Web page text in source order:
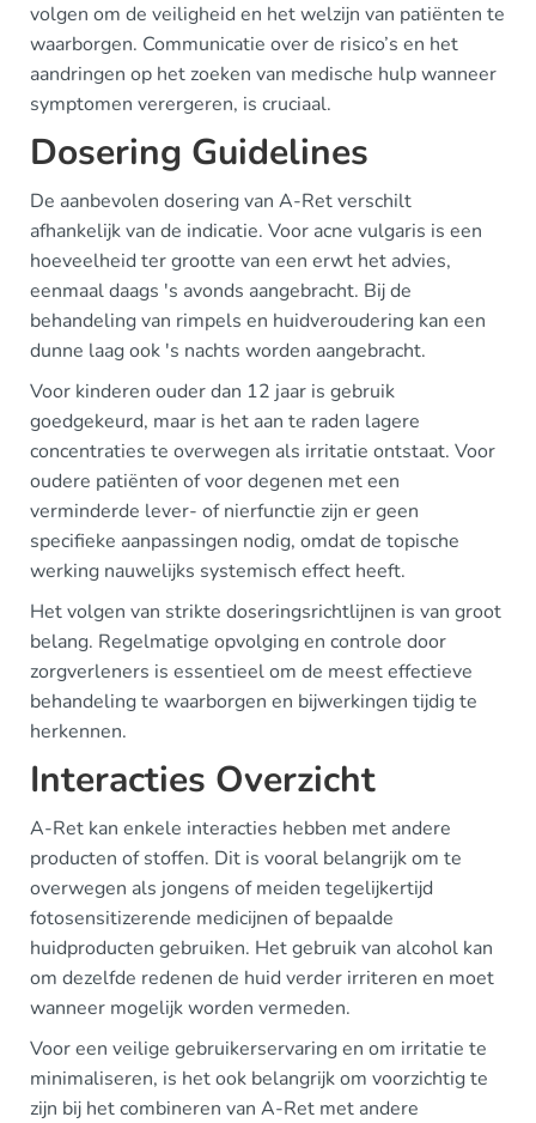
volgen om de veiligheid en het welzijn van patiënten te
waarborgen. Communicatie over de risico’s en het
aandringen op het zoeken van medische hulp wanneer
symptomen verergeren, is cruciaal.
Dosering Guidelines
De aanbevolen dosering van A-Ret verschilt
afhankelijk van de indicatie. Voor acne vulgaris is een
hoeveelheid ter grootte van een erwt het advies,
eenmaal daags 's avonds aangebracht. Bij de
behandeling van rimpels en huidveroudering kan een
dunne laag ook 's nachts worden aangebracht.
Voor kinderen ouder dan 12 jaar is gebruik
goedgekeurd, maar is het aan te raden lagere
concentraties te overwegen als irritatie ontstaat. Voor
oudere patiënten of voor degenen met een
verminderde lever- of nierfunctie zijn er geen
specifieke aanpassingen nodig, omdat de topische
werking nauwelijks systemisch effect heeft.
Het volgen van strikte doseringsrichtlijnen is van groot
belang. Regelmatige opvolging en controle door
zorgverleners is essentieel om de meest effectieve
behandeling te waarborgen en bijwerkingen tijdig te
herkennen.
Interacties Overzicht
A-Ret kan enkele interacties hebben met andere
producten of stoffen. Dit is vooral belangrijk om te
overwegen als jongens of meiden tegelijkertijd
fotosensitizerende medicijnen of bepaalde
huidproducten gebruiken. Het gebruik van alcohol kan
om dezelfde redenen de huid verder irriteren en moet
wanneer mogelijk worden vermeden.
Voor een veilige gebruikerservaring en om irritatie te
minimaliseren, is het ook belangrijk om voorzichtig te
zijn bij het combineren van A-Ret met andere